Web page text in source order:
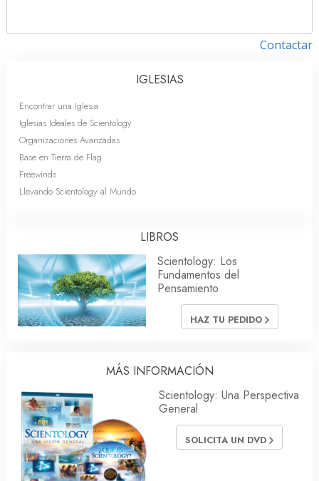
Contactar
IGLESIAS
Encontrar una Iglesia
Iglesias Ideales de Scientology
Organizaciones Avanzadas
Base en Tierra de Flag
Freewinds
Llevando Scientology al Mundo
LIBROS
Scientology: Los
Fundamentos del
Pensamiento
HAZ TU PEDIDO
MÁS INFORMACIÓN
Scientology: Una Perspectiva
General
SOLICITA UN DVD